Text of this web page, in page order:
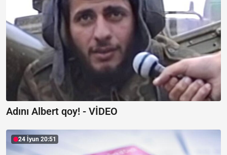
Adını Albert qoy! - VİDEO
24 İyun 20:51